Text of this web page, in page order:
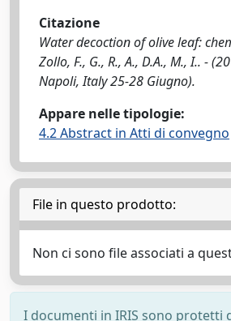
Citazione
Water decoction of olive leaf:
Zollo, F., G., R., A., D.A., M., I.. -
Napoli, Italy 25-28 Giugno).
Appare nelle tipologie:
4.2 Abstract in Atti di convegno
File in questo prodotto:
Non ci sono file associati a
I documenti in IRIS sono protetti